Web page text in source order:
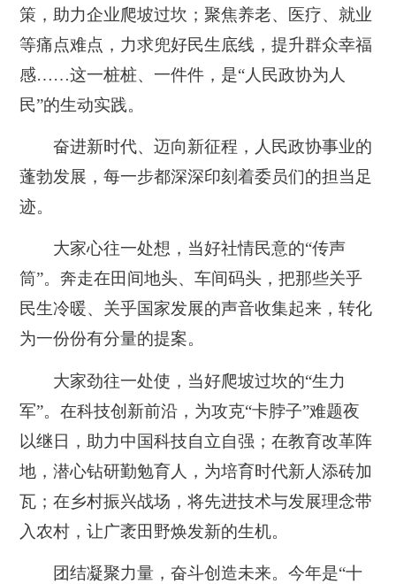
策，助力企业爬坡过坎；聚焦养老、医疗、就业
等痛点难点，力求兜好民生底线，提升群众幸福
感……这一桩桩、一件件，是“人民政协为人
民”的生动实践。
奋进新时代、迈向新征程，人民政协事业的
蓬勃发展，每一步都深深印刻着委员们的担当足
迹。
大家心往一处想，当好社情民意的“传声
筒”。奔走在田间地头、车间码头，把那些关乎
民生冷暖、关乎国家发展的声音收集起来，转化
为一份份有分量的提案。
大家劲往一处使，当好爬坡过坎的“生力
军”。在科技创新前沿，为攻克“卡脖子”难题夜
以继日，助力中国科技自立自强；在教育改革阵
地，潜心钻研勤勉育人，为培育时代新人添砖加
瓦；在乡村振兴战场，将先进技术与发展理念带
入农村，让广袤田野焕发新的生机。
团结凝聚力量，奋斗创造未来。今年是“十